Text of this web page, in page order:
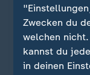
Seit dem 10.
zwischen
den Krieg in
Feuerpause
Zwecken du
welchen
kannst du
in deinen